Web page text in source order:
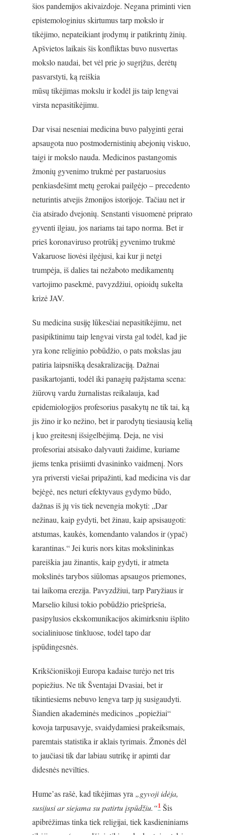
šios pandemijos akivaizdoje. Negana priminti vien
epistemologinius skirtumus tarp mokslo ir
tikėjimo, nepateikiant įrodymų ir patikrintų žinių.
Apšvietos laikais šis konfliktas buvo nusvertas
mokslo naudai, bet vėl prie jo sugrįžus, derėtų
pasvarstyti, ką reiškia
mūsų tikėjimas mokslu ir kodėl jis taip lengvai
virsta nepasitikėjimu.
Dar visai neseniai medicina buvo palyginti gerai
apsaugota nuo postmodernistinių abejonių viskuo,
taigi ir mokslo nauda. Medicinos pastangomis
žmonių gyvenimo trukmė per pastaruosius
penkiasdešimt metų gerokai pailgėjo – precedento
neturintis atvejis žmonijos istorijoje. Tačiau net ir
čia atsirado dvejonių. Senstanti visuomenė priprato
gyventi ilgiau, jos nariams tai tapo norma. Bet ir
prieš koronaviruso protrūkį gyvenimo trukmė
Vakaruose liovėsi ilgėjusi, kai kur ji netgi
trumpėja, iš dalies tai nežaboto medikamentų
vartojimo pasekmė, pavyzdžiui, opioidų sukelta
krizė JAV.
Su medicina susiję lūkesčiai nepasitikėjimu, net
pasipiktinimu taip lengvai virsta gal todėl, kad jie
yra kone religinio pobūdžio, o pats mokslas jau
patiria laipsnišką desakralizaciją. Dažnai
pasikartojanti, todėl iki panagių pažįstama scena:
žiūrovų vardu žurnalistas reikalauja, kad
epidemiologijos profesorius pasakytų ne tik tai, ką
jis žino ir ko nežino, bet ir parodytų tiesiausią kelią
į kuo greitesnį išsigelbėjimą. Deja, ne visi
profesoriai atsisako dalyvauti žaidime, kuriame
jiems tenka prisiimti dvasininko vaidmenį. Nors
yra priversti viešai pripažinti, kad medicina vis dar
bejėgė, nes neturi efektyvaus gydymo būdo,
dažnas iš jų vis tiek nevengia mokyti: „Dar
nežinau, kaip gydyti, bet žinau, kaip apsisaugoti:
atstumas, kaukės, komendanto valandos ir (ypač)
karantinas.“ Jei kuris nors kitas mokslininkas
pareiškia jau žinantis, kaip gydyti, ir atmeta
mokslinės tarybos siūlomas apsaugos priemones,
tai laikoma erezija. Pavyzdžiui, tarp Paryžiaus ir
Marselio kilusi tokio pobūdžio priešprieša,
pasipylusios ekskomunikacijos akimirksniu išplito
socialiniuose tinkluose, todėl tapo dar
įspūdingesnės.
Krikščioniškoji Europa kadaise turėjo net tris
popiežius. Ne tik Šventajai Dvasiai, bet ir
tikintiesiems nebuvo lengva tarp jų susigaudyti.
Šiandien akademinės medicinos „popiežiai“
kovoja tarpusavyje, svaidydamiesi prakeiksmais,
paremtais statistika ir aklais tyrimais. Žmonės dėl
to jaučiasi tik dar labiau sutrikę ir apimti dar
didesnės nevilties.
Hume’as rašė, kad tikėjimas yra „gyvoji idėja,
susijusi ar siejama su patirtu įspūdžiu.“1 Šis
apibrėžimas tinka tiek religijai, tiek kasdieniniams